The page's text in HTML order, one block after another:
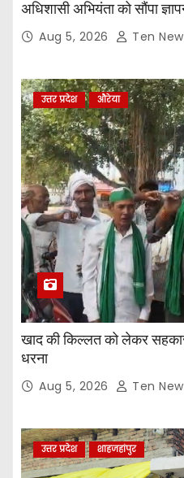
अधिशासी अभियंता को सौंपा
Aug 5, 2026 Ten
उत्तर प्रदेश औरेया
खाद की किल्लत को लेकर
धरना
Aug 5, 2026 Ten
उत्तर प्रदेश शाहजहांपुर